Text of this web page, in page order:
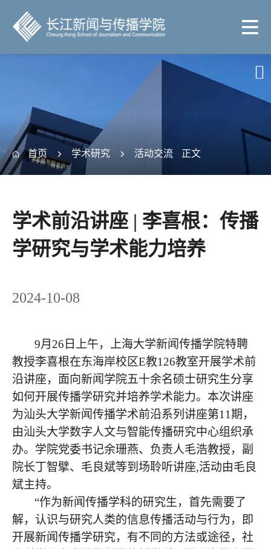

 首页  学术研究  活动交流 正文
学术前沿讲座 | 李喜根：传播
学研究与学术能力培养
2024-10-08
9月26日上午，上海大学新闻传播学院特聘
教授李喜根在东海岸校区E教126教室开展学术前
沿讲座，面向新闻 学院五十余名硕士研究生分享
如何开展传播学研究并培养学术能力。 本次讲座
为汕头大学新闻传播学术前沿系列讲座第11期 ，
由汕头大学数字人文与智能传播研究中心组织承
办。 学院党委书记余珊燕、负责人毛浩教授，副
院长丁智擘、毛良斌等到场聆听讲座,活动由毛良
斌主持。
“作为新闻传播学科的研究生，首先需要了
解，认识与研究人类的信息传播活动与行为，即
开展新闻传播学研究，有不同的方法或途径，社